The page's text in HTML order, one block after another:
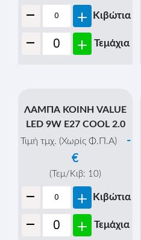
- + Κιβώτια
- + Τεμάχια
ΛΑΜΠΑ ΚΟΙΝΗ VALUE
LED 9W Ε27 COOL 2.0
Τιμή τμχ. (Χωρίς Φ.Π.Α)
-
€
(Τεμ/Κιβ: 10)
- + Κιβώτια
- + Τεμάχια